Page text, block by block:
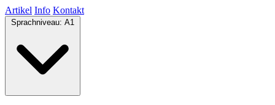
Artikel Info Kontakt
Sprachniveau: A1